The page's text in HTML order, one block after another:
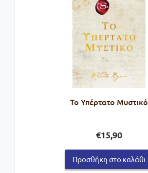
Το Υπέρτατο Μυστικό
€15,90
Προσθήκη στο καλάθι